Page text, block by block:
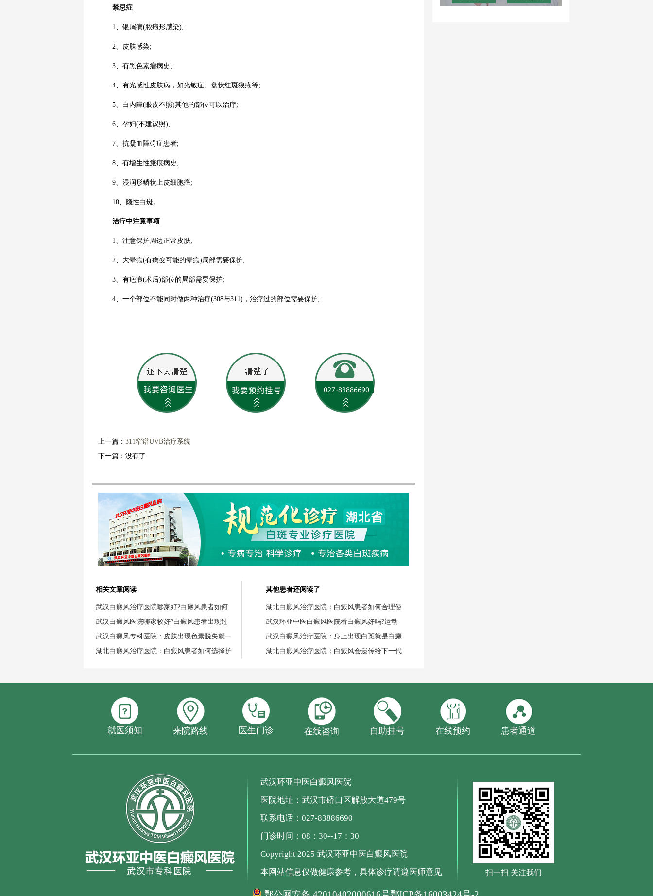
禁忌症
1、银屑病(脓疱形感染);
2、皮肤感染;
3、有黑色素瘤病史;
4、有光感性皮肤病，如光敏症、盘状红斑狼疮等;
5、白内障(眼皮不照)其他的部位可以治疗;
6、孕妇(不建议照);
7、抗凝血障碍症患者;
8、有增生性瘢痕病史;
9、浸润形鳞状上皮细胞癌;
10、隐性白斑。
治疗中注意事项
1、注意保护周边正常皮肤;
2、大晕痣(有病变可能的晕痣)局部需要保护;
3、有疤痕(术后)部位的局部需要保护;
4、一个部位不能同时做两种治疗(308与311)，治疗过的部位需要保护;
上一篇： 311窄谱UVB治疗系统
下一篇：没有了
相关文章阅读
武汉白癜风治疗医院哪家好?白癜风患者如何
武汉白癜风医院哪家较好?白癜风患者出现过
武汉白癜风专科医院：皮肤出现色素脱失就一
湖北白癜风治疗医院：白癜风患者如何选择护
其他患者还阅读了
湖北白癜风治疗医院：白癜风患者如何合理使
武汉环亚中医白癜风医院看白癜风好吗?运动
武汉白癜风治疗医院：身上出现白斑就是白癜
湖北白癜风治疗医院：白癜风会遗传给下一代
就医须知 来院路线 医生门诊 在线咨询 自助挂号 在线预约 患者通道
武汉环亚中医白癜风医院
医院地址：武汉市硚口区解放大道479号
联系电话：027-83886690
门诊时间：08：30--17：30
Copyright 2025 武汉环亚中医白癜风医院
本网站信息仅做健康参考，具体诊疗请遵医师意见
扫一扫 关注我们